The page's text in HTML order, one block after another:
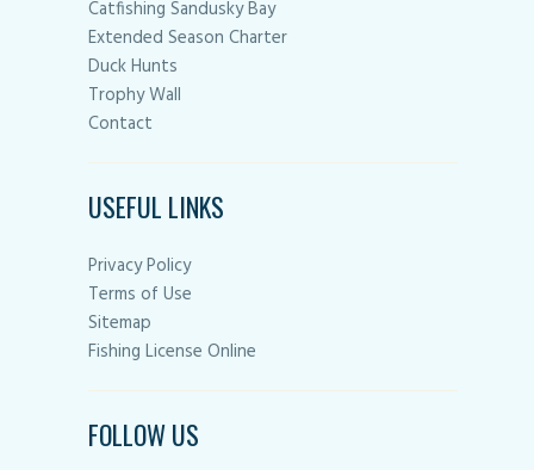
Catfishing Sandusky Bay
Extended Season Charter
Duck Hunts
Trophy Wall
Contact
USEFUL LINKS
Privacy Policy
Terms of Use
Sitemap
Fishing License Online
FOLLOW US